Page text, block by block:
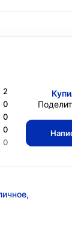
2
0
0
0
0